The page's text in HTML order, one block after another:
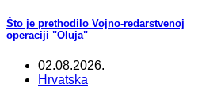
Što je prethodilo Vojno-redarstvenoj
operaciji "Oluja"
02.08.2026.
Hrvatska